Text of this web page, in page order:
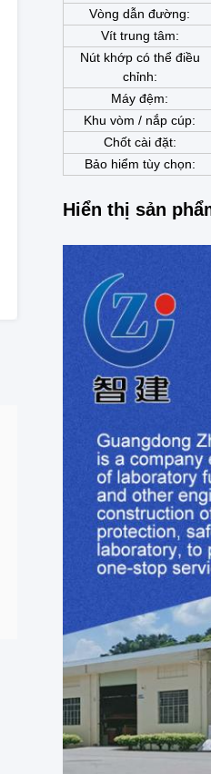
Vòng dẫn đường:
Vít trung tâm:
Nút khớp có thể điều
chỉnh:
Máy đệm:
Khu vòm / nắp cúp:
Chốt cài đặt:
Bảo hiểm tùy chọn:
Hiển thị sản